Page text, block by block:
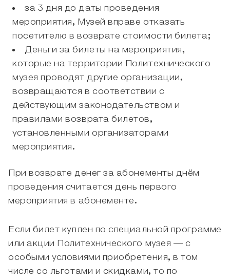
за 3 дня до даты проведения
мероприятия, Музей вправе отказать
посетителю в возврате стоимости билета;
Деньги за билеты на мероприятия,
которые на территории Политехнического
музея проводят другие организации,
возвращаются в соответствии с
действующим законодательством и
правилами возврата билетов,
установленными организаторами
мероприятия.
При возврате денег за абонементы днём
проведения считается день первого
мероприятия в абонементе.
Если билет куплен по специальной программе
или акции Политехнического музея — с
особыми условиями приобретения, в том
числе со льготами и скидками, то по